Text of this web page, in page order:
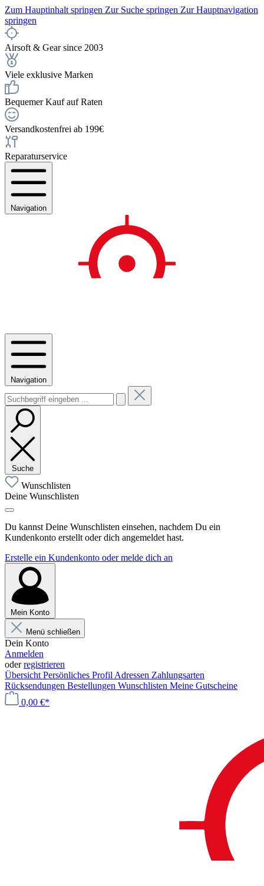
Zum Hauptinhalt springen Zur Suche springen Zur Hauptnavigation
springen
Airsoft & Gear since 2003
Viele exklusive Marken
Bequemer Kauf auf Raten
Versandkostenfrei ab 199€
Reparaturservice
Navigation
Navigation
Suche
Wunschlisten
Deine Wunschlisten
Du kannst Deine Wunschlisten einsehen, nachdem Du ein
Kundenkonto erstellt oder dich angemeldet hast.
Erstelle ein Kundenkonto oder melde dich an
Mein Konto
Menü schließen
Dein Konto
Anmelden
oderregistrieren
Übersicht Persönliches Profil Adressen Zahlungsarten
Rücksendungen Bestellungen Wunschlisten Meine Gutscheine
0,00 €*